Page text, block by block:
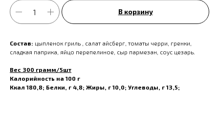
В корзину
Состав: цыпленок гриль , салат айсберг, томаты черри, гренки,
сладкая паприка, яйцо перепелиное, сыр пармезан, соус цезарь.
Вес 300 грамм/5шт
Калорийность на 100 г
Ккал 180,8; Белки, г 4,8; Жиры, г 10,0; Углеводы, г 13,5;